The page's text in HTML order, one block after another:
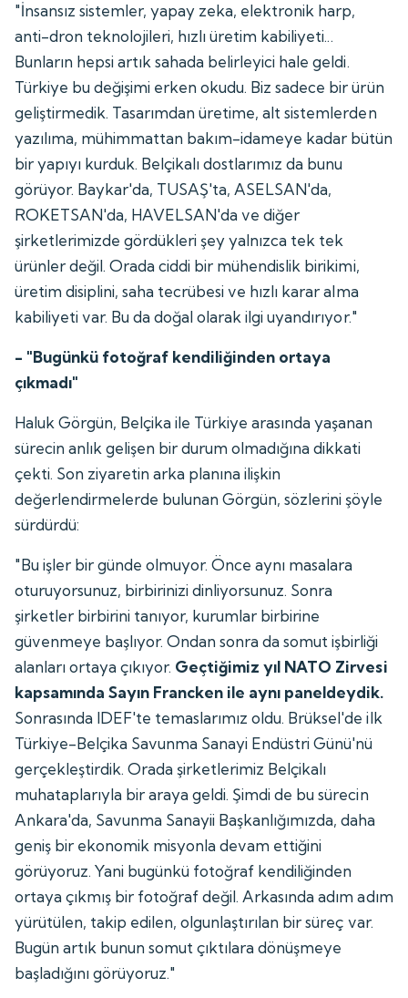
"İnsansız sistemler, yapay zeka, elektronik harp,
anti-dron teknolojileri, hızlı üretim kabiliyeti...
Bunların hepsi artık sahada belirleyici hale geldi.
Türkiye bu değişimi erken okudu. Biz sadece bir ürün
geliştirmedik. Tasarımdan üretime, alt sistemlerden
yazılıma, mühimmattan bakım-idameye kadar bütün
bir yapıyı kurduk. Belçikalı dostlarımız da bunu
görüyor. Baykar'da, TUSAŞ'ta, ASELSAN'da,
ROKETSAN'da, HAVELSAN'da ve diğer
şirketlerimizde gördükleri şey yalnızca tek tek
ürünler değil. Orada ciddi bir mühendislik birikimi,
üretim disiplini, saha tecrübesi ve hızlı karar alma
kabiliyeti var. Bu da doğal olarak ilgi uyandırıyor."
- "Bugünkü fotoğraf kendiliğinden ortaya
çıkmadı"
Haluk Görgün, Belçika ile Türkiye arasında yaşanan
sürecin anlık gelişen bir durum olmadığına dikkati
çekti. Son ziyaretin arka planına ilişkin
değerlendirmelerde bulunan Görgün, sözlerini şöyle
sürdürdü:
"Bu işler bir günde olmuyor. Önce aynı masalara
oturuyorsunuz, birbirinizi dinliyorsunuz. Sonra
şirketler birbirini tanıyor, kurumlar birbirine
güvenmeye başlıyor. Ondan sonra da somut işbirliği
alanları ortaya çıkıyor. Geçtiğimiz yıl NATO Zirvesi
kapsamında Sayın Francken ile aynı paneldeydik.
Sonrasında IDEF'te temaslarımız oldu. Brüksel'de ilk
Türkiye-Belçika Savunma Sanayi Endüstri Günü'nü
gerçekleştirdik. Orada şirketlerimiz Belçikalı
muhataplarıyla bir araya geldi. Şimdi de bu sürecin
Ankara'da, Savunma Sanayii Başkanlığımızda, daha
geniş bir ekonomik misyonla devam ettiğini
görüyoruz. Yani bugünkü fotoğraf kendiliğinden
ortaya çıkmış bir fotoğraf değil. Arkasında adım adım
yürütülen, takip edilen, olgunlaştırılan bir süreç var.
Bugün artık bunun somut çıktılara dönüşmeye
başladığını görüyoruz."